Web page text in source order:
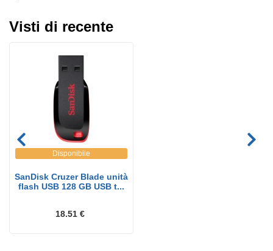
Visti di recente
Disponibile
SanDisk Cruzer Blade unità
flash USB 128 GB USB t...
18.51 €